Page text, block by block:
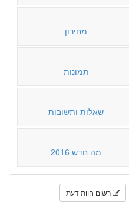
מחירון
תמונות
שאלות ותשובות
מה חדש 2016
רשום חוות דעת